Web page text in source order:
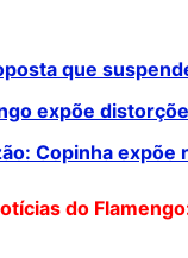
que
expõe
Copinha
do